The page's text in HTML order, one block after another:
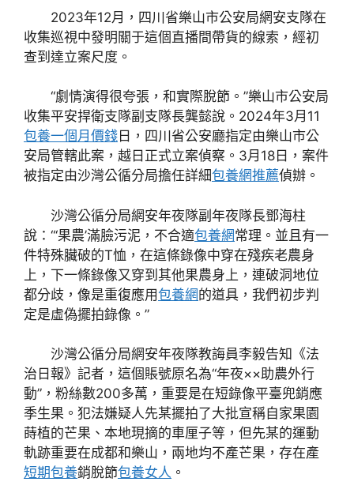
2023年12月，四川省樂山市公安局網安支隊在
收集巡視中發明關于這個直播間帶貨的線索，經初
查到達立案尺度。
“劇情演得很夸張，和實際脫節。”樂山市公安局
收集平安捍衛支隊副支隊長龔懿說。2024年3月11
包養一個月價錢 日，四川省公安廳指定由樂山市公
安局管轄此案，越日正式立案偵察。3月18日，案件
被指定由沙灣公循分局擔任詳細包養網推薦偵辦。
沙灣公循分局網安年夜隊副年夜隊長鄧海柱
說：“‘果農’滿臉污泥，不合適包養網常理。並且有一
件特殊臟破的T恤，在這條錄像中穿在殘疾老農身
上，下一條錄像又穿到其他果農身上，連破洞地位
都分歧，像是重復應用包養網的道具，我們初步判
定是虛偽擺拍錄像。”
沙灣公循分局網安年夜隊教誨員李毅告知《法
治日報》記者，這個賬號原名為“年夜××助農外行
動”，粉絲數200多萬，重要是在短錄像平臺兜銷應
季生果。犯法嫌疑人先某擺拍了大批宣稱自家果園
蒔植的芒果、本地現摘的車厘子等，但先某的運動
軌跡重要在成都和樂山， 兩地均不產芒果，存在產
短期包養銷脫節包養女人 。